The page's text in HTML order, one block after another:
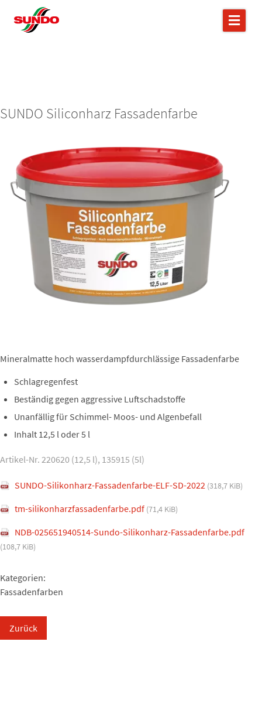
SUNDO Siliconharz Fassadenfarbe
Mineralmatte hoch wasserdampfdurchlässige Fassadenfarbe
Schlagregenfest
Beständig gegen aggressive Luftschadstoffe
Unanfällig für Schimmel- Moos- und Algenbefall
Inhalt 12,5 l oder 5 l
Artikel-Nr. 220620 (12,5 l), 135915 (5l)
SUNDO-Silikonharz-Fassadenfarbe-ELF-SD-2022 (318,7 KiB)
tm-silikonharzfassadenfarbe.pdf (71,4 KiB)
NDB-025651940514-Sundo-Silikonharz-Fassadenfarbe.pdf
(108,7 KiB)
Kategorien:
Fassadenfarben
Zurück